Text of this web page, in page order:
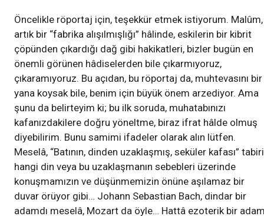
Öncelikle röportaj için, teşekkür etmek istiyorum. Malûm,
artık bir “fabrika alışılmışlığı” hâlinde, eskilerin bir kibrit
çöpünden çıkardığı dağ gibi hakikatleri, bizler bugün en
önemli görünen hâdiselerden bile çıkarmıyoruz,
çıkaramıyoruz. Bu açıdan, bu röportaj da, muhtevasını bir
yana koysak bile, benim için büyük önem arzediyor. Ama
şunu da belirteyim ki; bu ilk soruda, muhatabınızı
kafanızdakilere doğru yöneltme, biraz ifrat hâlde olmuş
diyebilirim. Bunu samimi ifadeler olarak alın lütfen.
Meselâ, “Batının, dinden uzaklaşmış, seküler kafası”
hangi din veya bu uzaklaşmanın sebebleri üzerinde
konuşmamızın ve düşünmemizin önüne aşılamaz bir
duvar örüyor gibi… Johann Sebastian Bach, dindar bir
adamdı meselâ, Mozart da öyle… Hattâ ezoterik bir